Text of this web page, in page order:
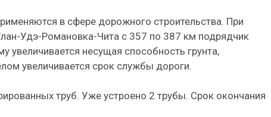
в сфере дорожного строительства. При
Удэ-Романовка-Чита с 357 по 387 км подрядчик
увеличивается несущая способность грунта,
увеличивается срок службы дороги.
труб. Уже устроено 2 трубы. Срок окончания